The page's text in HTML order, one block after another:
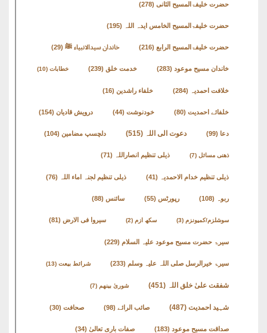
تعارف
’’پردہ‘‘
English
مِرقاتُ
الیقین
فی
حَیاتِ
نورالدّین
حضرت خلیفۃالمسیح الثانی(278)
حضرت خلیفۃالمسیح الخامس ایدہ اللہ (195)
حضرت خلیفۃالمسیح الرابع(216) خاندان سیدالانبیاء ﷺ(29)
خاندان مسیح موعود(283) خدمت خلق(239) خطابات
خلافت احمدیہ(284) خلفاء راشدین(16)
خلفائے احمدیت (80) خودنوشت(44) درویش قادیان(154)
دعوت الی اللہ(515) دلچسپ مضامین(104)
ذھنی مسائل(7) ذیلی تنظیم انصاراللہ (71)
ذیلی تنظیم خدام الاحمدیہ(41) ذیلی تنظیم لجنہ اماء اللہ
رپورٹس سائنس
سوشلزم/کمیونزم (3) سکھ ازم سیروا فی الارض(81)
سیرۃ حضرت مسیح موعود علیہ السلام(229)
سیرۃ خیرالرسل صلی اللہ علیہ وسلم(233) شرائط بیعت
شفقت علیٰ خلق اللہ (451) شوریٰ بینھم(7)
شہید احمدیت(487) صائب الرائے(98) صحافت
صداقت مسیح موعود(183) صفات باری تعالیٰ(34)